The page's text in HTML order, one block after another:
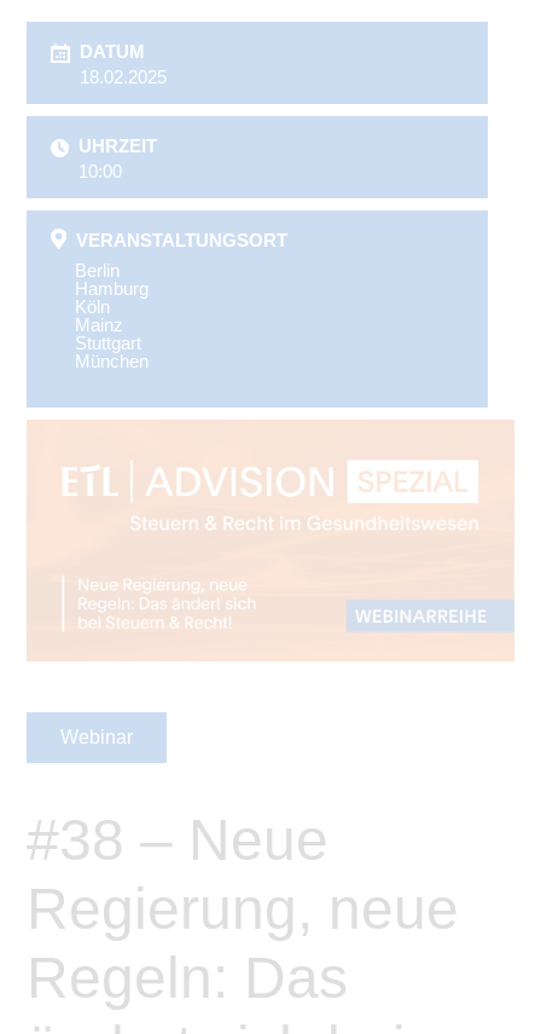
DATUM
18.02.2025
UHRZEIT
10:00
VERANSTALTUNGSORT
Berlin
Hamburg
Köln
Mainz
Stuttgart
München
Webinar
#38 – Neue
Regierung, neue
Regeln: Das